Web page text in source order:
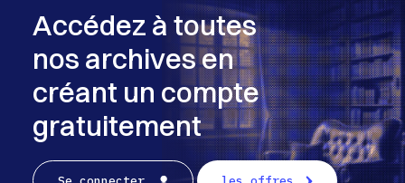
Accédez à toutes
nos archives en
créant un compte
gratuitement